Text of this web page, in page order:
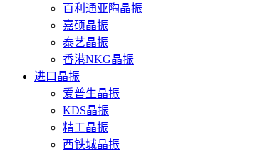
百利通亚陶晶振
嘉硕晶振
泰艺晶振
香港NKG晶振
进口晶振
爱普生晶振
KDS晶振
精工晶振
西铁城晶振